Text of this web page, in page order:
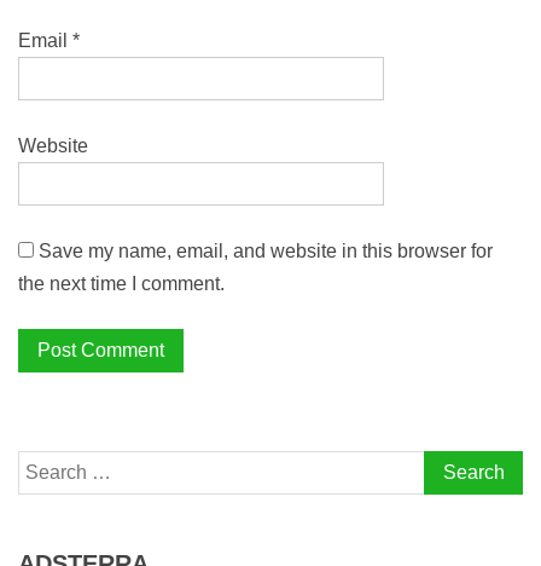
Email *
Website
Save my name, email, and website in this browser for
the next time I comment.
Search
for: